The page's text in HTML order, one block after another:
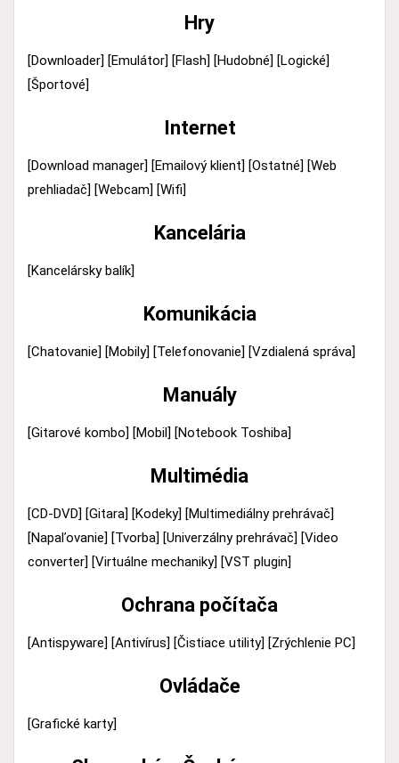
Hry
[Downloader] [Emulátor] [Flash] [Hudobné] [Logické]
[Športové]
Internet
[Download manager] [Emailový klient] [Ostatné] [Web
prehliadač] [Webcam] [Wifi]
Kancelária
[Kancelársky balík]
Komunikácia
[Chatovanie] [Mobily] [Telefonovanie] [Vzdialená správa]
Manuály
[Gitarové kombo] [Mobil] [Notebook Toshiba]
Multimédia
[CD-DVD] [Gitara] [Kodeky] [Multimediálny prehrávač]
[Napaľovanie] [Tvorba] [Univerzálny prehrávač] [Video
converter] [Virtuálne mechaniky] [VST plugin]
Ochrana počítača
[Antispyware] [Antivírus] [Čistiace utility] [Zrýchlenie PC]
Ovládače
[Grafické karty]